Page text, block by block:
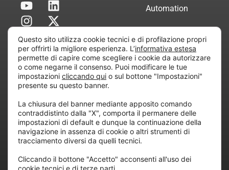
Automation
Servizi di
Consulenza
Certificata
all’attività di direzione e coordinamento di “Project
Informatica”
REA: MI – 194005, P. IVA / CF 07165600961 – All
rights reserved.
Questo sito utilizza cookie tecnici e di profilazione propri
per offrirti la migliore esperienza. L’informativa estesa
permette di capire come scegliere i cookie da autorizzare
o come negarne il consenso. Puoi modificare le tue
impostazioni cliccando qui o sul bottone "Impostazioni"
presente su questo banner.
La chiusura del banner mediante apposito comando
contraddistinto dalla "X", comporta il permanere delle
impostazioni di default e dunque la continuazione della
navigazione in assenza di cookie o altri strumenti di
tracciamento diversi da quelli tecnici.
Cliccando il bottone "Accetto" acconsenti all'uso dei
cookie tecnici e di terze parti.